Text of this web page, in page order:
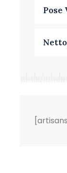
Pose